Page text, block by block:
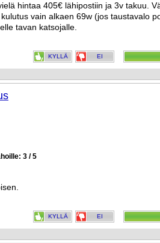
hintaa 405€ lähipostiin ja 3v takuu.
vain alkaen 69w (jos taustavalo
tavan katsojalle.
KYLLÄ EI
3 / 5
KYLLÄ EI